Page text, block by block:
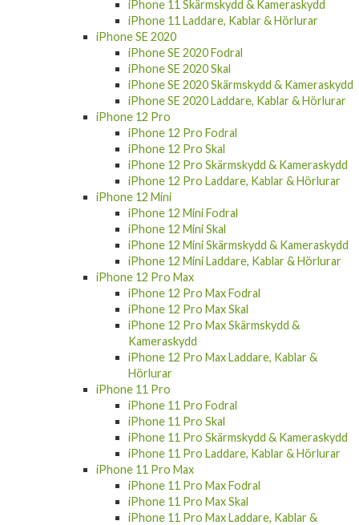
iPhone 11 Skärmskydd & Kameraskydd
iPhone 11 Laddare, Kablar & Hörlurar
iPhone SE 2020
iPhone SE 2020 Fodral
iPhone SE 2020 Skal
iPhone SE 2020 Skärmskydd & Kameraskydd
iPhone SE 2020 Laddare, Kablar & Hörlurar
iPhone 12 Pro
iPhone 12 Pro Fodral
iPhone 12 Pro Skal
iPhone 12 Pro Skärmskydd & Kameraskydd
iPhone 12 Pro Laddare, Kablar & Hörlurar
iPhone 12 Mini
iPhone 12 Mini Fodral
iPhone 12 Mini Skal
iPhone 12 Mini Skärmskydd & Kameraskydd
iPhone 12 Mini Laddare, Kablar & Hörlurar
iPhone 12 Pro Max
iPhone 12 Pro Max Fodral
iPhone 12 Pro Max Skal
iPhone 12 Pro Max Skärmskydd &
Kameraskydd
iPhone 12 Pro Max Laddare, Kablar &
Hörlurar
iPhone 11 Pro
iPhone 11 Pro Fodral
iPhone 11 Pro Skal
iPhone 11 Pro Skärmskydd & Kameraskydd
iPhone 11 Pro Laddare, Kablar & Hörlurar
iPhone 11 Pro Max
iPhone 11 Pro Max Fodral
iPhone 11 Pro Max Skal
iPhone 11 Pro Max Laddare, Kablar &